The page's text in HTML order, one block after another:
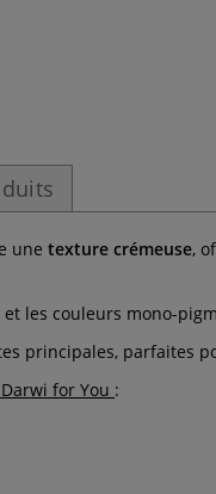
une texture crémeuse,
les couleurs mono-
principales, parfaites
for You :